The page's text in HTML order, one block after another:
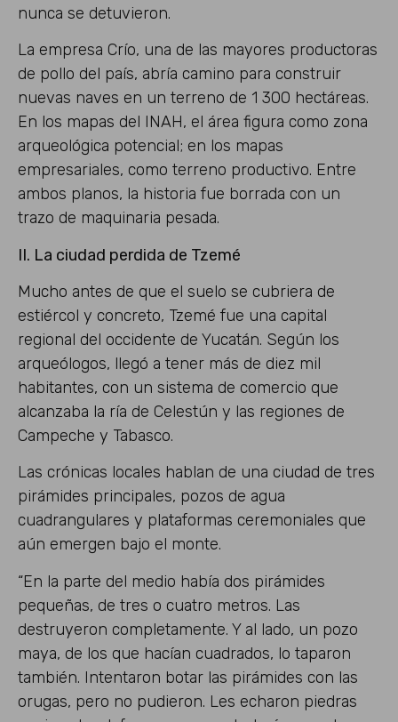
nunca se detuvieron.
La empresa Crío, una de las mayores productoras
de pollo del país, abría camino para construir
nuevas naves en un terreno de 1 300 hectáreas.
En los mapas del INAH, el área figura como zona
arqueológica potencial; en los mapas
empresariales, como terreno productivo. Entre
ambos planos, la historia fue borrada con un
trazo de maquinaria pesada.
II. La ciudad perdida de Tzemé
Mucho antes de que el suelo se cubriera de
estiércol y concreto, Tzemé fue una capital
regional del occidente de Yucatán. Según los
arqueólogos, llegó a tener más de diez mil
habitantes, con un sistema de comercio que
alcanzaba la ría de Celestún y las regiones de
Campeche y Tabasco.
Las crónicas locales hablan de una ciudad de tres
pirámides principales, pozos de agua
cuadrangulares y plataformas ceremoniales que
aún emergen bajo el monte.
“En la parte del medio había dos pirámides
pequeñas, de tres o cuatro metros. Las
destruyeron completamente. Y al lado, un pozo
maya, de los que hacían cuadrados, lo taparon
también. Intentaron botar las pirámides con las
orugas, pero no pudieron. Les echaron piedras